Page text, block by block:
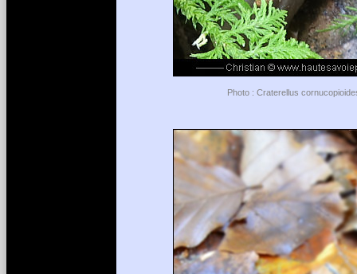
Photo : Craterellus